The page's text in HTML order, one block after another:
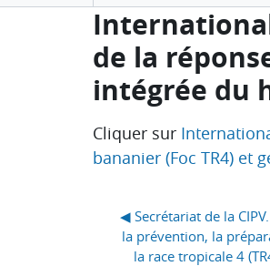
de la
intégrée du
Conditions
Cliquer sur
bananier (Foc TR4) et
◀︎ Secrétariat de la
la prévention, la
la race tropicale 4